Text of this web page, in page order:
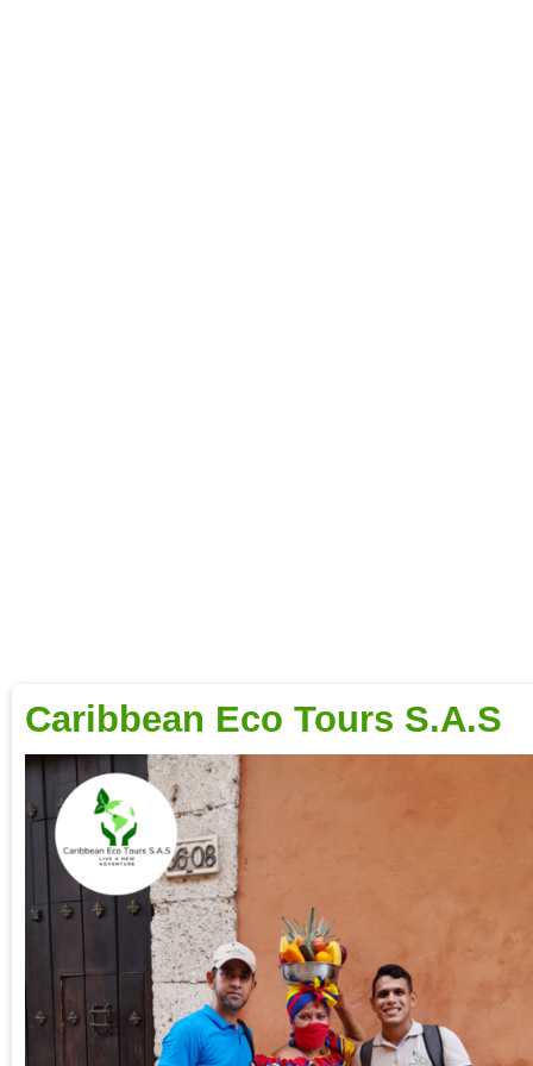
Caribbean Eco Tours S.A.S